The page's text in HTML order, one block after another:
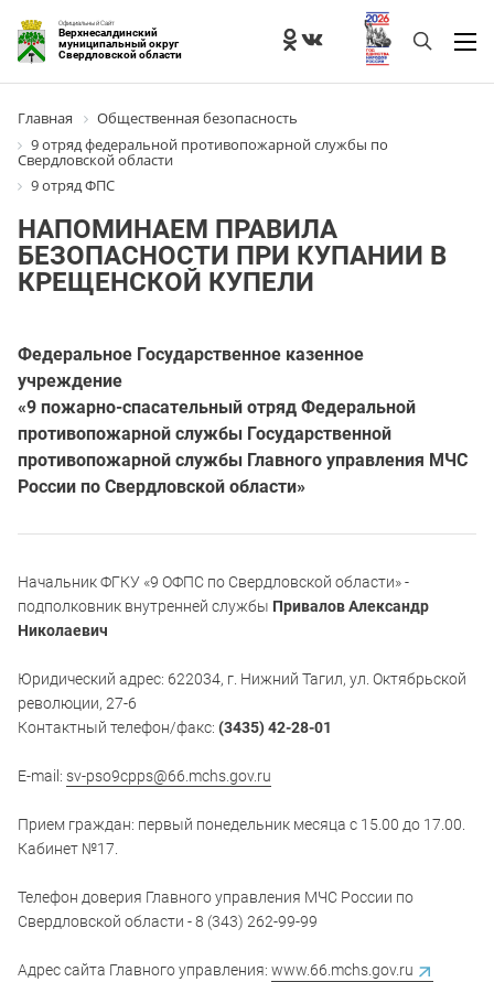
Официальный Сайт
Верхнесалдинский
муниципальный округ
Свердловской области
Главная
Общественная безопасность
9 отряд федеральной противопожарной службы по
Свердловской области
9 отряд ФПС
НАПОМИНАЕМ ПРАВИЛА
БЕЗОПАСНОСТИ ПРИ КУПАНИИ В
КРЕЩЕНСКОЙ КУПЕЛИ
Федеральное Государственное казенное
учреждение
«9 пожарно-спасательный отряд Федеральной
противопожарной службы Государственной
противопожарной службы Главного управления МЧС
России по Свердловской области»
Начальник ФГКУ «9 ОФПС по Свердловской области» -
подполковник внутренней службы Привалов Александр
Николаевич
Юридический адрес: 622034, г. Нижний Тагил, ул. Октябрьской
революции, 27-6
Контактный телефон/факс: (3435) 42-28-01
E-mail: sv-pso9cpps@66.mchs.gov.ru
Прием граждан: первый понедельник месяца с 15.00 до 17.00.
Кабинет №17.
Телефон доверия Главного управления МЧС России по
Свердловской области - 8 (343) 262-99-99
Адрес сайта Главного управления: www.66.mchs.gov.ru